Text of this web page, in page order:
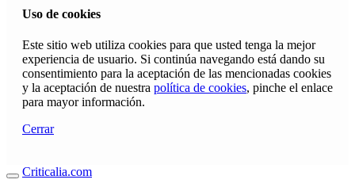
Uso de cookies
Este sitio web utiliza cookies para que usted tenga la mejor
experiencia de usuario. Si continúa navegando está dando su
consentimiento para la aceptación de las mencionadas cookies
y la aceptación de nuestra política de cookies, pinche el enlace
para mayor información.
Cerrar
Criticalia.com